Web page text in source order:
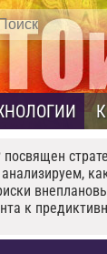
к